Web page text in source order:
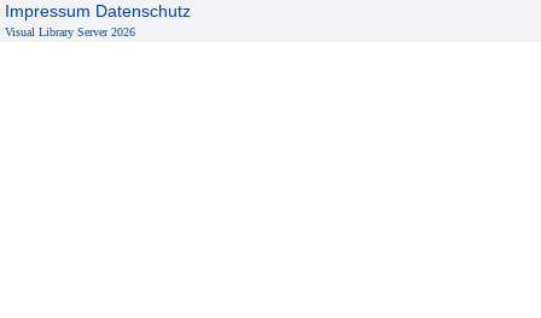
Impressum Datenschutz
Visual Library Server 2026